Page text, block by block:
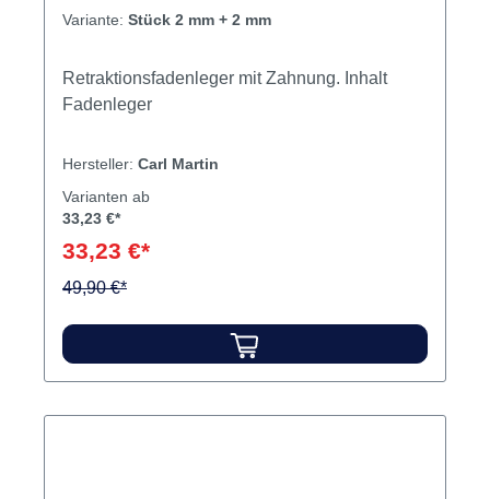
Variante: Stück 2 mm + 2 mm
Retraktionsfadenleger mit Zahnung. Inhalt
Fadenleger
Hersteller: Carl Martin
Varianten ab
33,23 €*
33,23 €*
49,90 €*